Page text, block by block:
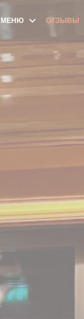
МЕНЮ ОТЗЫВЫ